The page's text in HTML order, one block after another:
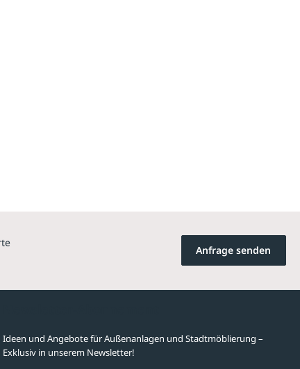
Anfrage senden
Ideen und Angebote für Außenanlagen und Stadtmöblierung –
Exklusiv in unserem Newsletter!